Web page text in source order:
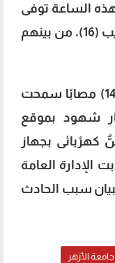
هذه الساعة توفى
من جرَّاء الحادث (41) شخصًا، وأصيب (16)، من بينهم
انتهت النيابة العامة من سؤال (14) مصابًا سمحت
شهود بموقع
كهرُبائى بجهاز
الإدارة العامة
لبيان سبب الحادث
جامعة الأزهر